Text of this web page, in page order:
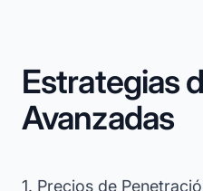
Estrategias
Avanzadas
1. Precios de